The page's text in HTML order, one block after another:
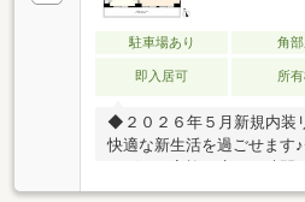
駐車場あり 角
即入居可 所
◆２０２６年５月新規内装
快適な新生活を過ごせま
ングでご家族と癒しの時
の会話が楽しめる開放感